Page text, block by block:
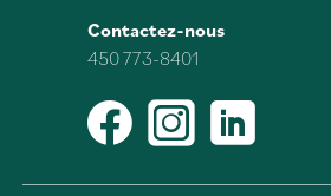
Contactez-nous
450 773-8401
Facebook